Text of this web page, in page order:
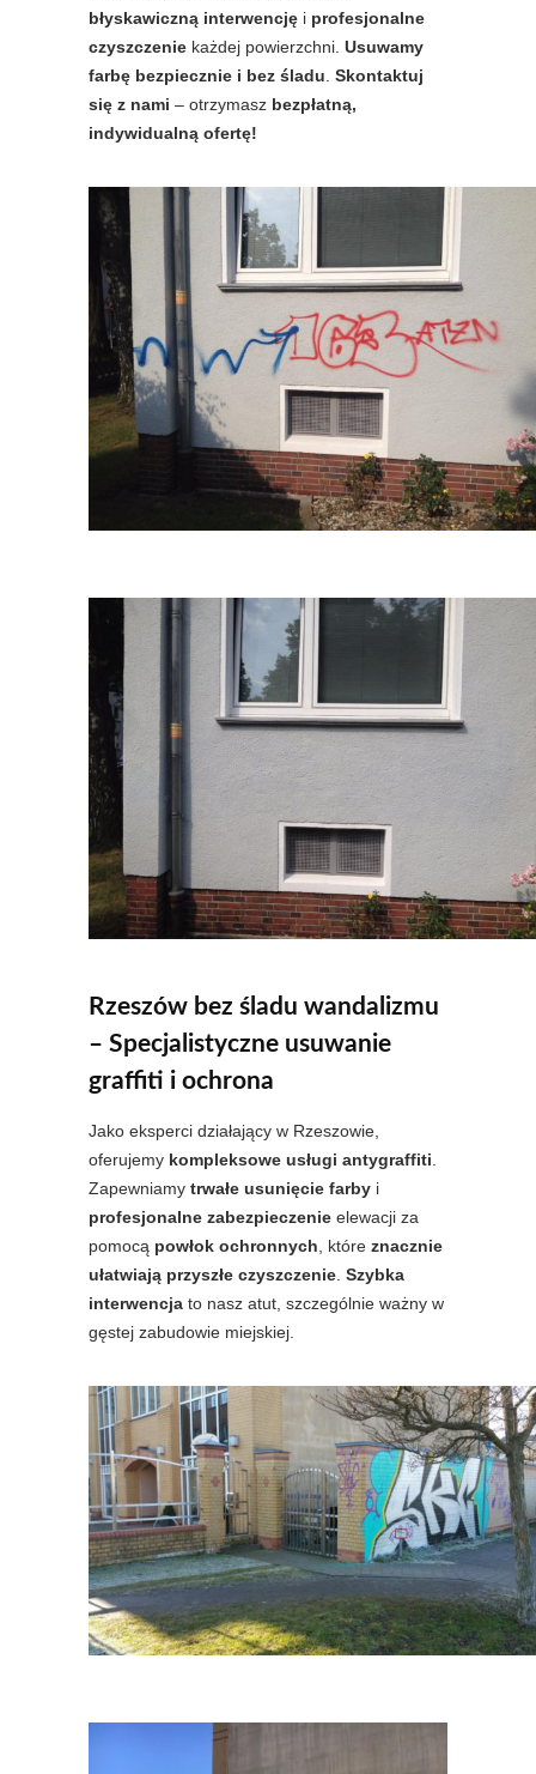
błyskawiczną interwencję i profesjonalne
czyszczenie każdej powierzchni. Usuwamy
farbę bezpiecznie i bez śladu Skontaktuj
się z nami – otrzymasz bezpłatną,
indywidualną ofertę!
Rzeszów bez śladu wandalizmu
– Specjalistyczne usuwanie
graffiti i ochrona
Jako eksperci działający w Rzeszowie,
oferujemy kompleksowe usługi antygraffiti
Zapewniamy trwałe usunięcie farby i
profesjonalne zabezpieczenie elewacji za
pomocą powłok ochronnych , które znacznie
ułatwiają przyszłe czyszczenie Szybka
interwencja to nasz atut, szczególnie ważny w
gęstej zabudowie miejskiej.